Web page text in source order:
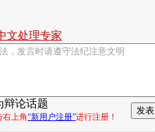
文处理专家
辩论话题
右上角“新用户注册”进行注册！